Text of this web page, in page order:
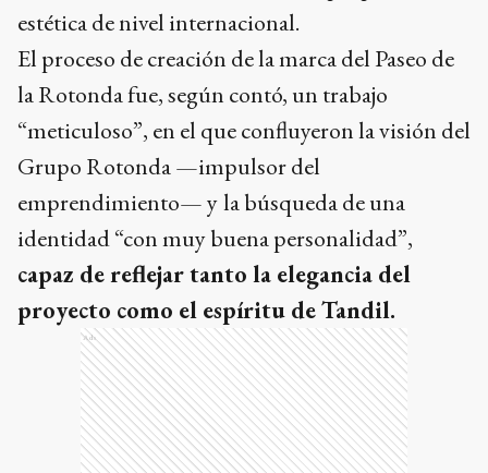
estética de nivel internacional.
El proceso de creación de la marca del Paseo de
la Rotonda fue, según contó, un trabajo
“meticuloso”, en el que confluyeron la visión del
Grupo Rotonda —impulsor del
emprendimiento— yla búsqueda de una
identidad “con muy buena personalidad”,
capaz de reflejar tanto la elegancia del
proyecto como el espíritu de Tandil.
Ads